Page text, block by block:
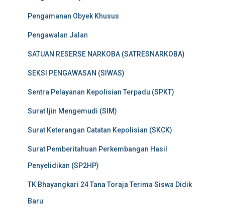
Pengamanan Obyek Khusus
Pengawalan Jalan
SATUAN RESERSE NARKOBA (SATRESNARKOBA)
SEKSI PENGAWASAN (SIWAS)
Sentra Pelayanan Kepolisian Terpadu (SPKT)
Surat Ijin Mengemudi (SIM)
Surat Keterangan Catatan Kepolisian (SKCK)
Surat Pemberitahuan Perkembangan Hasil
Penyelidikan (SP2HP)
TK Bhayangkari 24 Tana Toraja Terima Siswa Didik
Baru